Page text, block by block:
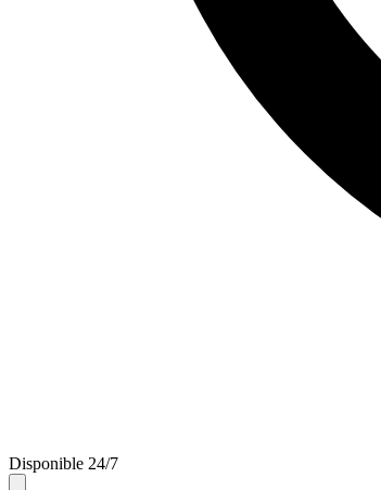
Disponible 24/7